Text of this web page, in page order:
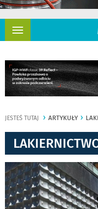
Rozwiń
JESTEŚ TUTAJ ARTYKUŁY